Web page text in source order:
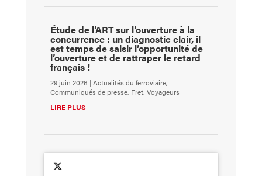
Étude de l’ART sur l’ouverture à la
concurrence : un diagnostic clair, il
est temps de saisir l’opportunité de
l’ouverture et de rattraper le retard
français !
29 juin 2026 |Actualités du ferroviaire,
Communiqués de presse, Fret, Voyageurs
LIRE PLUS